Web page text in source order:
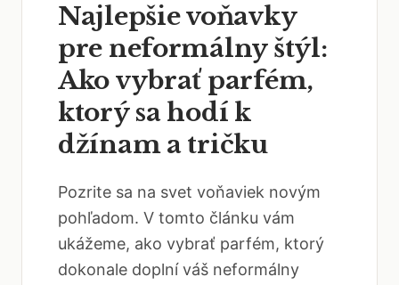
Najlepšie voňavky
pre neformálny štýl:
Ako vybrať parfém,
ktorý sa hodí k
džínam a tričku
Pozrite sa na svet voňaviek novým
pohľadom. V tomto článku vám
ukážeme, ako vybrať parfém, ktorý
dokonale doplní váš neformálny